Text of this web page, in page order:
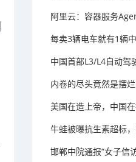
阿里云：容器服务
每卖3辆电车就有1辆
中国首部L3/L4自动驾
内卷的尽头竟然是摆
美国在造上帝，中国
牛蛙被曝抗生素超标
邯郸中院通报“女子信